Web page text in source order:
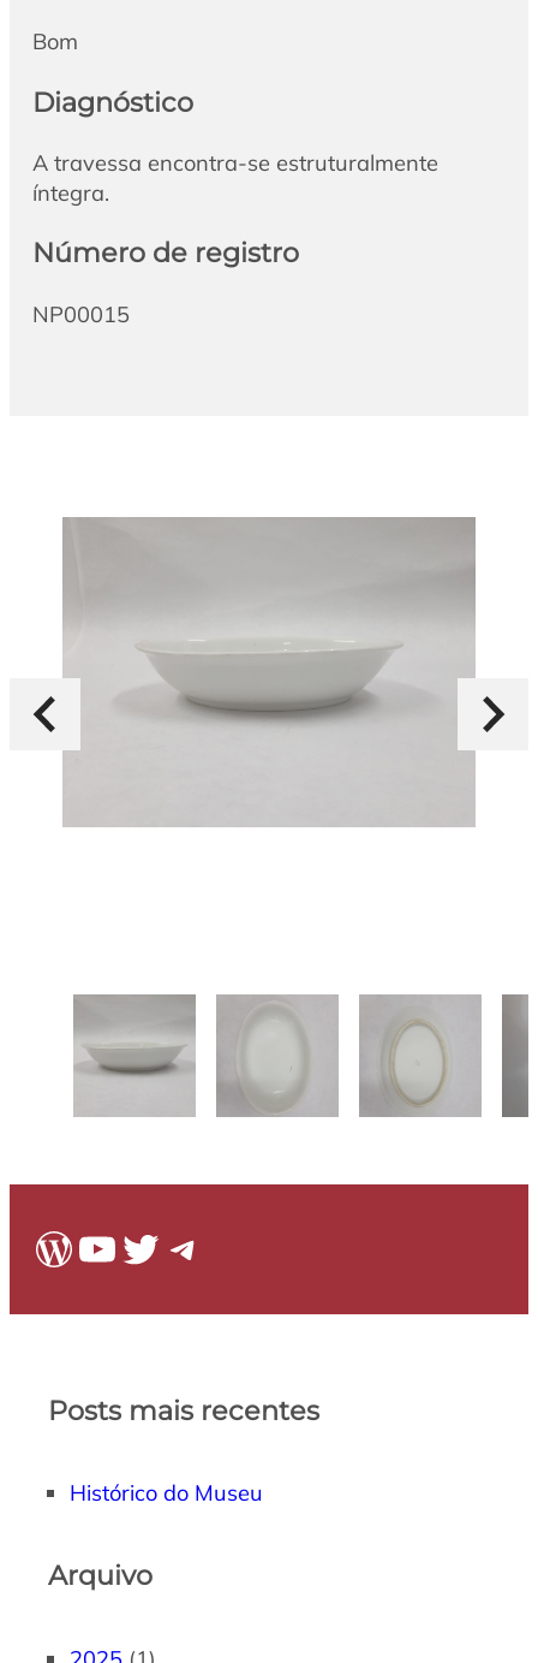
Bom
Diagnóstico
A travessa encontra-se estruturalmente
íntegra.
Número de registro
NP00015
WordPress
Youtube
Twitter
Telegram
Posts mais recentes
Histórico do Museu
Arquivo